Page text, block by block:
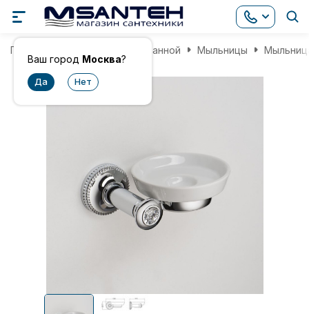
Ваш город Москва?
Главная Аксессуары для ванной Мыльницы